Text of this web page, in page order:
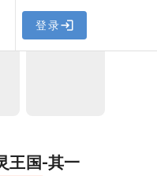
，使用遇到
登录
王国-其一